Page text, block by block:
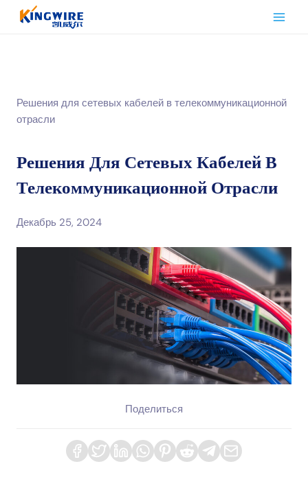
Перейти
Решения для сетевых кабелей в телекоммуникационной
отрасли
Решения Для Сетевых Кабелей В
Телекоммуникационной Отрасли
Декабрь 25, 2024
Поделиться